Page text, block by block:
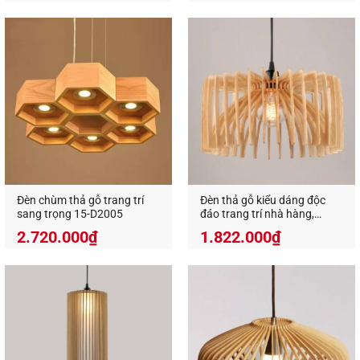
Đèn gổ thả trần decor trang trí
thân thuộc, gần gũi, là một điểm nhấn độc đáo khó
quên cho bất kỳ không gian sử dụng nó.
Xem thêm các sản phẩm đèn gỗ trang trí tại đây
decor?
Việc tuân thủ những lưu ý dưới đây sẽ giúp cho
chiếcđèn gỗ decortrở nên đẹp hơn, tuổi thọ lâu
hơn và giữ được màu sắc nguyên bản của chúng:
Treo trực tiếp dưới ánh nắng chói chang cũng
Đèn chùm thả gỗ trang trí
sang trọng 15-D2005
2.720.000₫
Đèn thả gỗ kiểu dáng độc
đáo trang trí nhà hàng,
khách sạn VN 9525
1.822.000₫